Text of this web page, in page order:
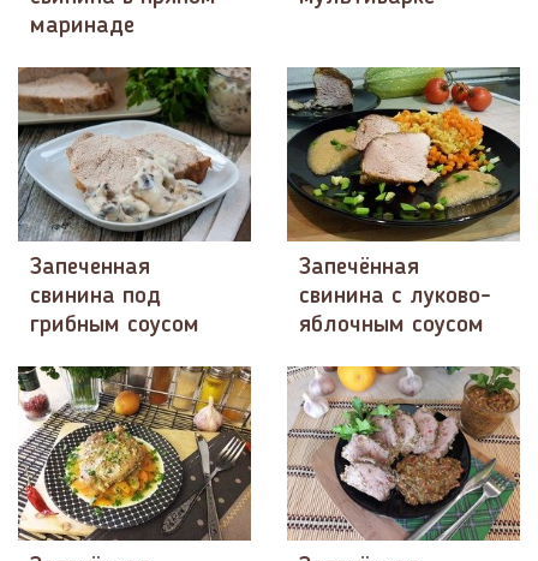
маринаде
Запеченная
свинина под
грибным соусом
Запечённая
свинина с луково-
яблочным соусом